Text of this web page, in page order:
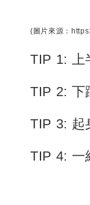
(圖片來源：
TIP 1: 上
TIP 2: 下
TIP 3: 起
TIP 4: 一